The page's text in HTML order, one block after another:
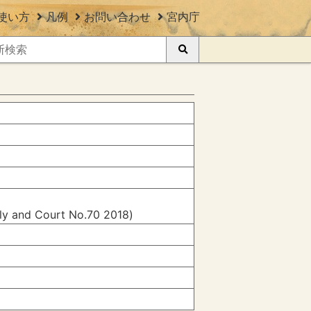
い方 凡例 お問い合わせ 宮内庁
and Court No.70 2018)